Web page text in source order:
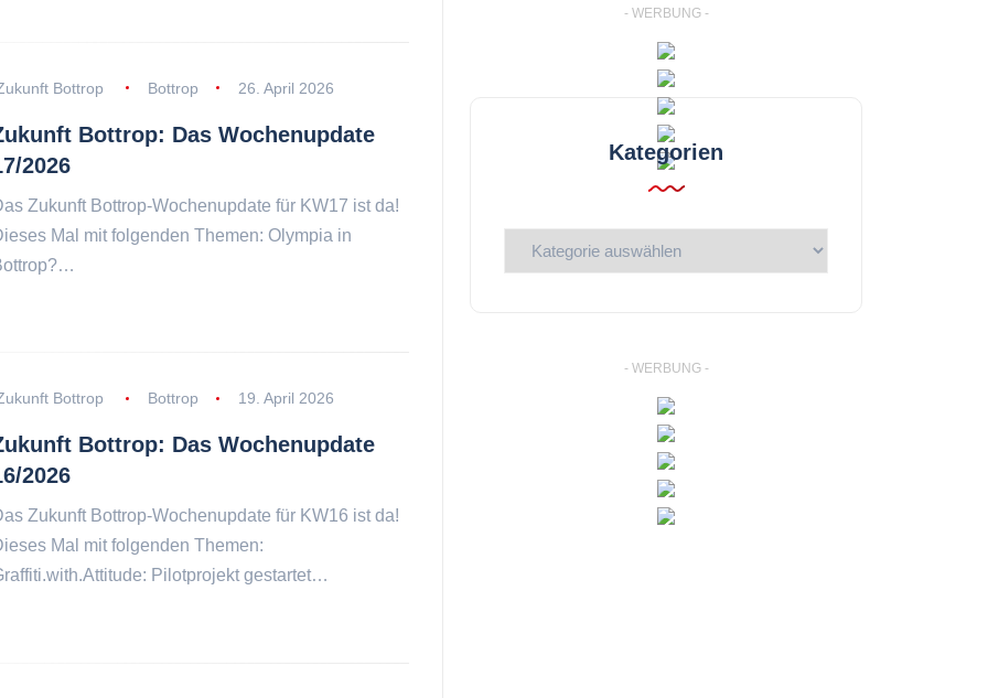
Bottrop Bottrop 26. April 2026
Bottrop: Das Wochenupdate
2026
Zukunft Bottrop-Wochenupdate für KW17 ist da!
Mal mit folgenden Themen: Olympia in
Bottrop Bottrop 19. April 2026
Bottrop: Das Wochenupdate
2026
Zukunft Bottrop-Wochenupdate für KW16 ist da!
Mal mit folgenden Themen:
Pilotprojekt gestartet…
- WERBUNG -
Kategorien
Kategorien
- WERBUNG -